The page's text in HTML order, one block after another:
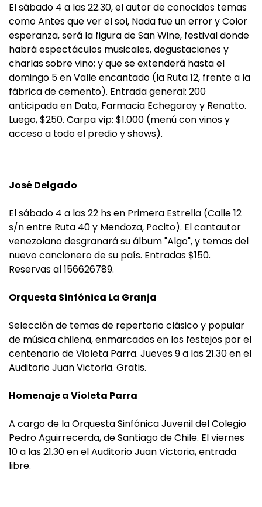
El sábado 4 a las 22.30, el autor de conocidos temas
como Antes que ver el sol, Nada fue un error y Color
esperanza, será la figura de San Wine, festival donde
habrá espectáculos musicales, degustaciones y
charlas sobre vino; y que se extenderá hasta el
domingo 5 en Valle encantado (la Ruta 12, frente a la
fábrica de cemento). Entrada general: 200
anticipada en Data, Farmacia Echegaray y Renatto.
Luego, $250. Carpa vip: $1.000 (menú con vinos y
acceso a todo el predio y shows).
José Delgado
El sábado 4 a las 22 hs en Primera Estrella (Calle 12
s/n entre Ruta 40 y Mendoza, Pocito). El cantautor
venezolano desgranará su álbum "Algo", y temas del
nuevo cancionero de su país. Entradas $150.
Reservas al 156626789.
Orquesta Sinfónica La Granja
Selección de temas de repertorio clásico y popular
de música chilena, enmarcados en los festejos por el
centenario de Violeta Parra. Jueves 9 a las 21.30 en el
Auditorio Juan Victoria. Gratis.
Homenaje a Violeta Parra
A cargo de la Orquesta Sinfónica Juvenil del Colegio
Pedro Aguirrecerda, de Santiago de Chile. El viernes
10 a las 21.30 en el Auditorio Juan Victoria, entrada
libre.